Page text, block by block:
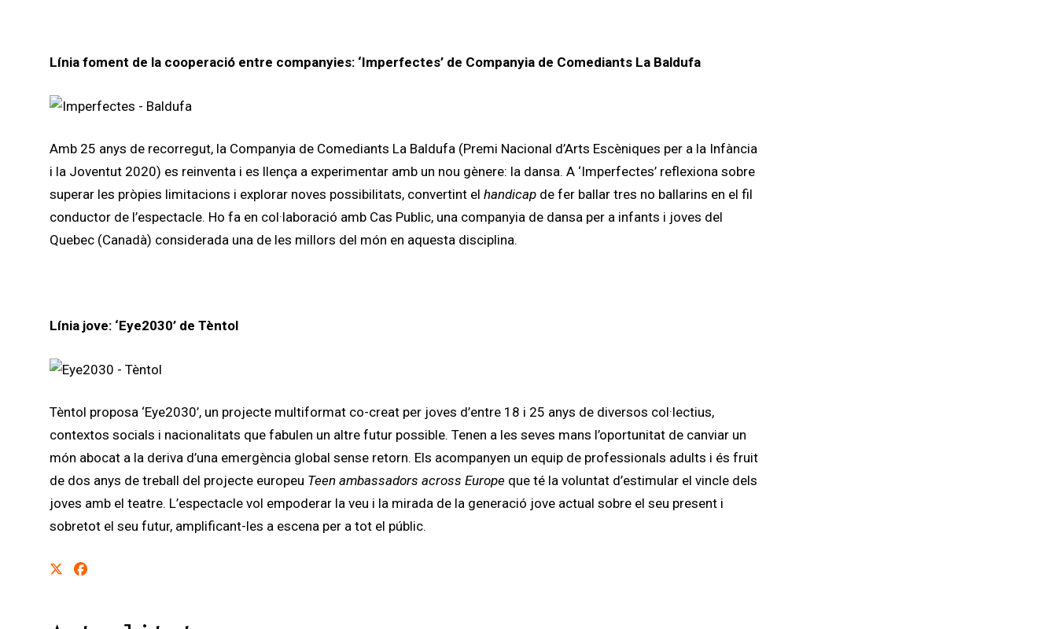
Línia foment de la cooperació entre companyies: ‘Imperfectes’ de Companyia de Comediants La Baldufa
Amb 25 anys de recorregut, la Companyia de Comediants La Baldufa (Premi Nacional d’Arts Escèniques per a la Infància
i la Joventut 2020) es reinventa i es llença a experimentar amb un nou gènere: la dansa. A ‘Imperfectes’ reflexiona sobre
superar les pròpies limitacions i explorar noves possibilitats, convertint el handicapde fer ballar tres no ballarins en el fil
conductor de l’espectacle. Ho fa en col·laboració amb Cas Public, una companyia de dansa per a infants i joves del
Quebec (Canadà) considerada una de les millors del món en aquesta disciplina.
Línia jove: ‘Eye2030’ de Tèntol
Tèntol proposa ‘Eye2030’, un projecte multiformat co-creat per joves d’entre 18 i 25 anys de diversos col·lectius,
contextos socials i nacionalitats que fabulen un altre futur possible. Tenen a les seves mans l’oportunitat de canviar un
món abocat a la deriva d’una emergència global sense retorn. Els acompanyen un equip de professionals adults i és fruit
de dos anys de treball del projecte europeu Teen ambassadors across Europe que té la voluntat d’estimular el vincle dels
joves amb el teatre. L’espectacle vol empoderar la veu i la mirada de la generació jove actual sobre el seu present i
sobretot el seu futur, amplificant-les a escena per a tot el públic.